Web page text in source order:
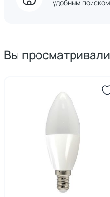
удобным поиском
Вы просматривали